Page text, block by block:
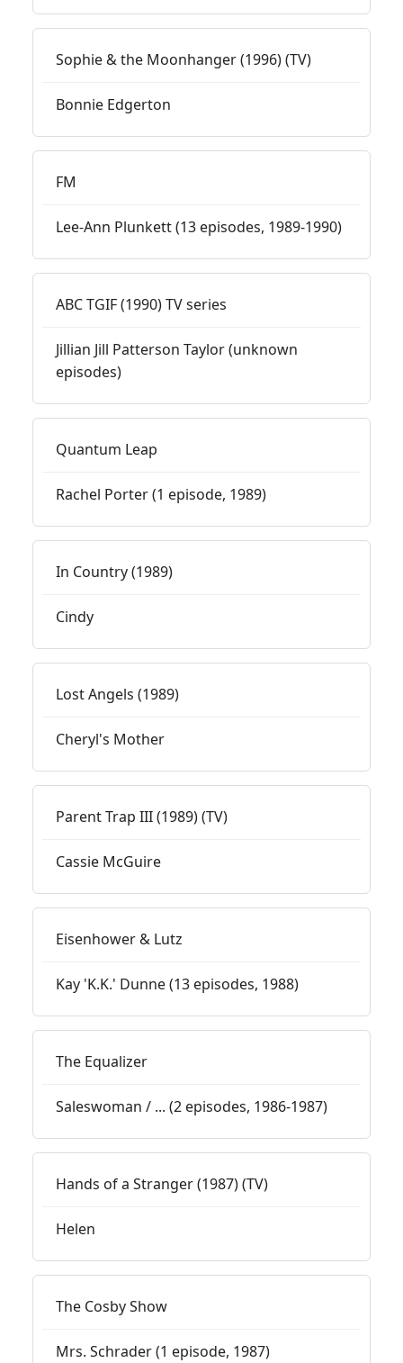
Sophie & the Moonhanger (1996) (TV)
Bonnie Edgerton
FM
Lee-Ann Plunkett (13 episodes, 1989-1990)
ABC TGIF (1990) TV series
Jillian Jill Patterson Taylor (unknown
episodes)
Quantum Leap
Rachel Porter (1 episode, 1989)
In Country (1989)
Cindy
Lost Angels (1989)
Cheryl's Mother
Parent Trap III (1989) (TV)
Cassie McGuire
Eisenhower & Lutz
Kay 'K.K.' Dunne (13 episodes, 1988)
The Equalizer
Saleswoman / ... (2 episodes, 1986-1987)
Hands of a Stranger (1987) (TV)
Helen
The Cosby Show
Mrs. Schrader (1 episode, 1987)